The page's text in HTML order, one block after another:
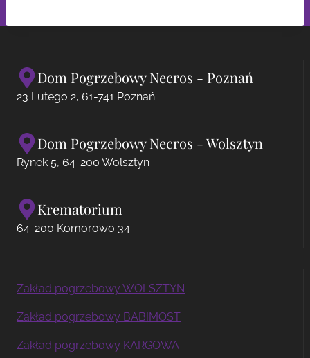
Dom Pogrzebowy Necros - Poznań
23 Lutego 2, 61-741 Poznań
Dom Pogrzebowy Necros - Wolsztyn
Rynek 5, 64-200 Wolsztyn
Krematorium
64-200 Komorowo 34
Zakład pogrzebowy WOLSZTYN
Zakład pogrzebowy BABIMOST
Zakład pogrzebowy KARGOWA